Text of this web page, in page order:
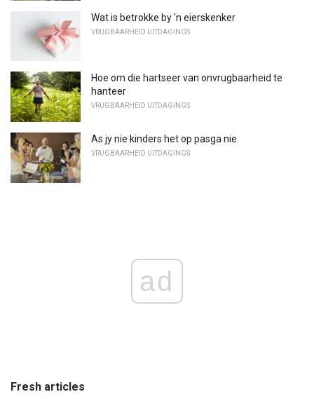
Wat is betrokke by 'n eierskenker
VRUGBAARHEID UITDAGINGS
Hoe om die hartseer van onvrugbaarheid te
hanteer
VRUGBAARHEID UITDAGINGS
As jy nie kinders het op pasga nie
VRUGBAARHEID UITDAGINGS
ad
Fresh articles